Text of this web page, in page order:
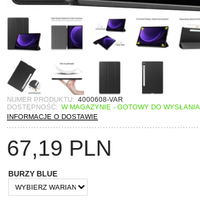
NUMER PRODUKTU: 4000608-VAR
DOSTĘPNOŚĆ: W MAGAZYNIE - GOTOWY DO WYSŁANIA
INFORMACJE O DOSTAWIE
67,19 PLN
BURZY BLUE